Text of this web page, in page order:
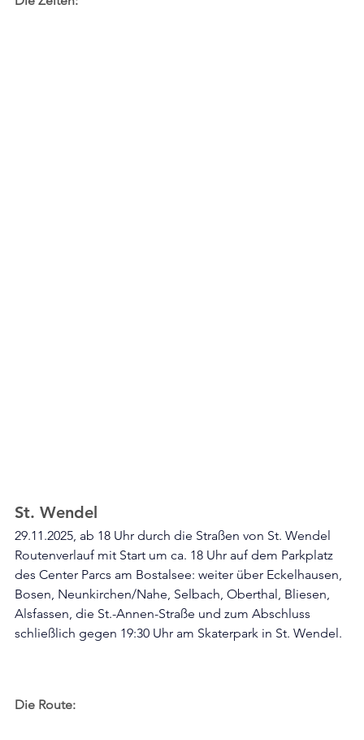
St. Wendel
29.11.2025, ab 18 Uhr durch die Straßen von St. Wendel
Routenverlauf mit Start um ca. 18 Uhr auf dem Parkplatz
des Center Parcs am Bostalsee: weiter über Eckelhausen,
Bosen, Neunkirchen/Nahe, Selbach, Oberthal, Bliesen,
Alsfassen, die St.-Annen-Straße und zum Abschluss
schließlich gegen 19:30 Uhr am Skaterpark in St. Wendel.
Die Route: